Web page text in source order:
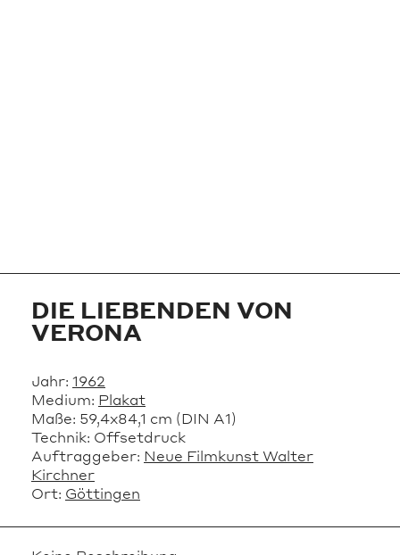
DIE LIEBENDEN VON
VERONA
Jahr: 1962
Medium: Plakat
Maße: 59,4x84,1 cm (DIN A1)
Technik: Offsetdruck
Auftraggeber: Neue Filmkunst Walter
Kirchner
Ort: Göttingen